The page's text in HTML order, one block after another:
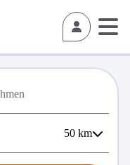
50 km